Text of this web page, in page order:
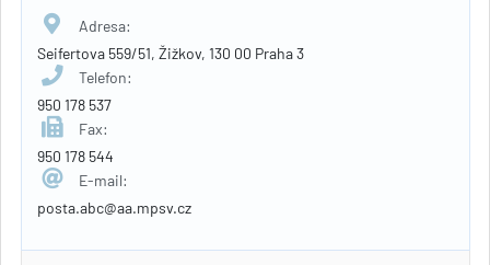
Adresa:
Seifertova 559/51, Žižkov, 130 00 Praha 3
Telefon:
950 178 537
Fax:
950 178 544
E-mail:
posta.abc@aa.mpsv.cz